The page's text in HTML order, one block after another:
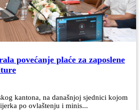
povećanje plaće za zaposlene
kantona, na današnjoj sjednici kojom
po ovlaštenju i minis...